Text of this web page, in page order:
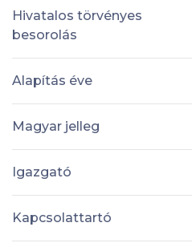
Hivatalos törvényes
besorolás
Alapítás éve
Magyar jelleg
Igazgató
Kapcsolattartó